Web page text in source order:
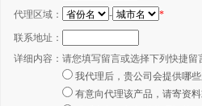
代理区域： - *
联系地址：
详细内容： 请您填写留言或选择下列快捷留
我代理后，贵公司会提供哪些
有意向代理该产品，请寄资料